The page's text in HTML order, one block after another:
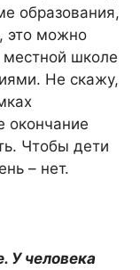
образования,
это можно
школе
Не скажу,
окончание
Чтобы дети
– нет.
У человека